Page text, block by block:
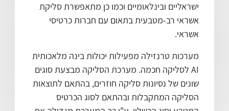
ישראליים ובינלאומיים וכמו כן מתאפשרת סליקת
אשראי רב-מטבעית בתאום עם חברות כרטיסי
אשראי.
מערכות טרנזילה מפעילות יכולות בינה מלאכותית
AI לסליקה חכמה. מערכת הסליקה מבצעת סוגים
שונים של נסיונות סליקה חוזרים, בהתאם לתוצאות
הסליקה המתקבלות ובהתאם לסוג הכרטיס